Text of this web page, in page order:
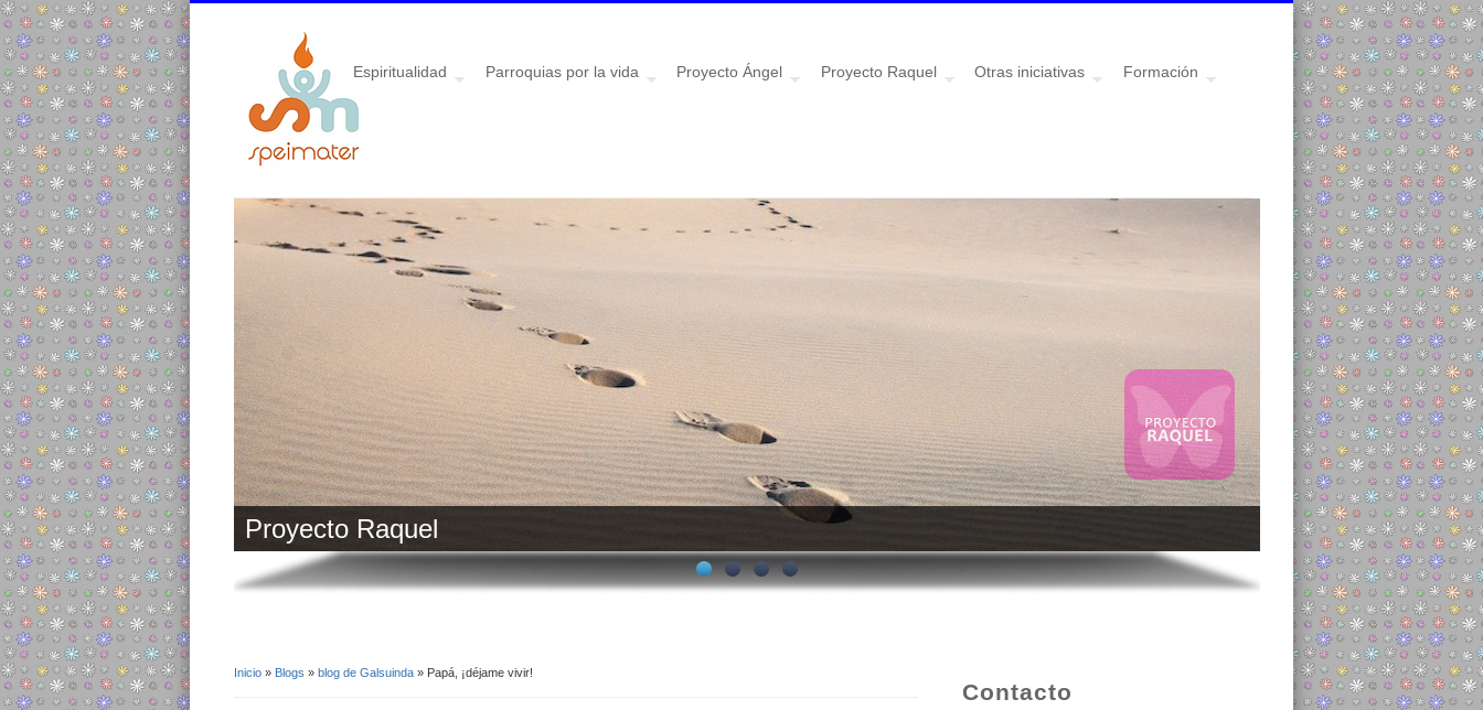
Espiritualidad Parroquias por la vida Proyecto Ángel Proyecto Raquel Otras iniciativas Formación
Proyecto Raquel
Inicio » Blogs » blog de Galsuinda » Papá, ¡déjame vivir!
Contacto